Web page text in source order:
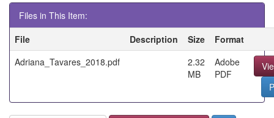
Files in This Item:
File
Description Size
Format
Adriana_Tavares_2018.pdf
2.32
MB
Adobe
PDF